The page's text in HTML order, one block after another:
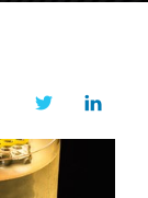
& visites